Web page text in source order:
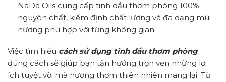
NaDa Oils cung cấp tinh dầu thơm phòng 100%
nguyên chất, kiểm định chất lượng và đa dạng mùi
hương phù hợp với từng không gian.
Việc tìm hiểu cách sử dụng tinh dầu thơm phòng
đúng cách sẽ giúp bạn tận hưởng trọn vẹn những lợi
ích tuyệt vời mà hương thơm thiên nhiên mang lại. Từ